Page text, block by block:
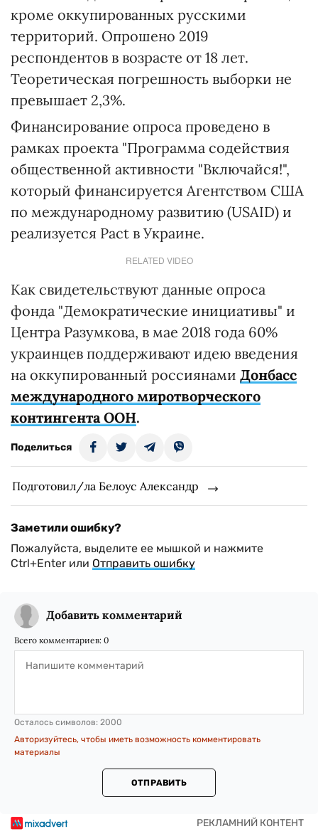
кроме оккупированных русскими
территорий. Опрошено 2019
респондентов в возрасте от 18 лет.
Теоретическая погрешность выборки не
превышает 2,3%.
Финансирование опроса проведено в
рамках проекта "Программа содействия
общественной активности "Включайся!",
который финансируется Агентством США
по международному развитию (USAID) и
реализуется Pact в Украине.
RELATED VIDEO
Как свидетельствуют данные опроса
фонда "Демократические инициативы" и
Центра Разумкова, в мае 2018 года 60%
украинцев поддерживают идею введения
на оккупированный россиянами Донбасс
международного миротворческого
контингента ООН.
Поделиться
Подготовил/ла Белоус Александр
Заметили ошибку?
Пожалуйста, выделите ее мышкой и нажмите
Ctrl+Enter или Отправить ошибку
Добавить комментарий
Всего комментариев: 0
Осталось символов: 2000
Авторизуйтесь, чтобы иметь возможность комментировать
материалы
ОТПРАВИТЬ